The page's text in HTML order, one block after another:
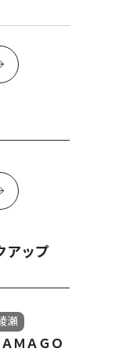
アップ
瀬
ＭＡＧＯ